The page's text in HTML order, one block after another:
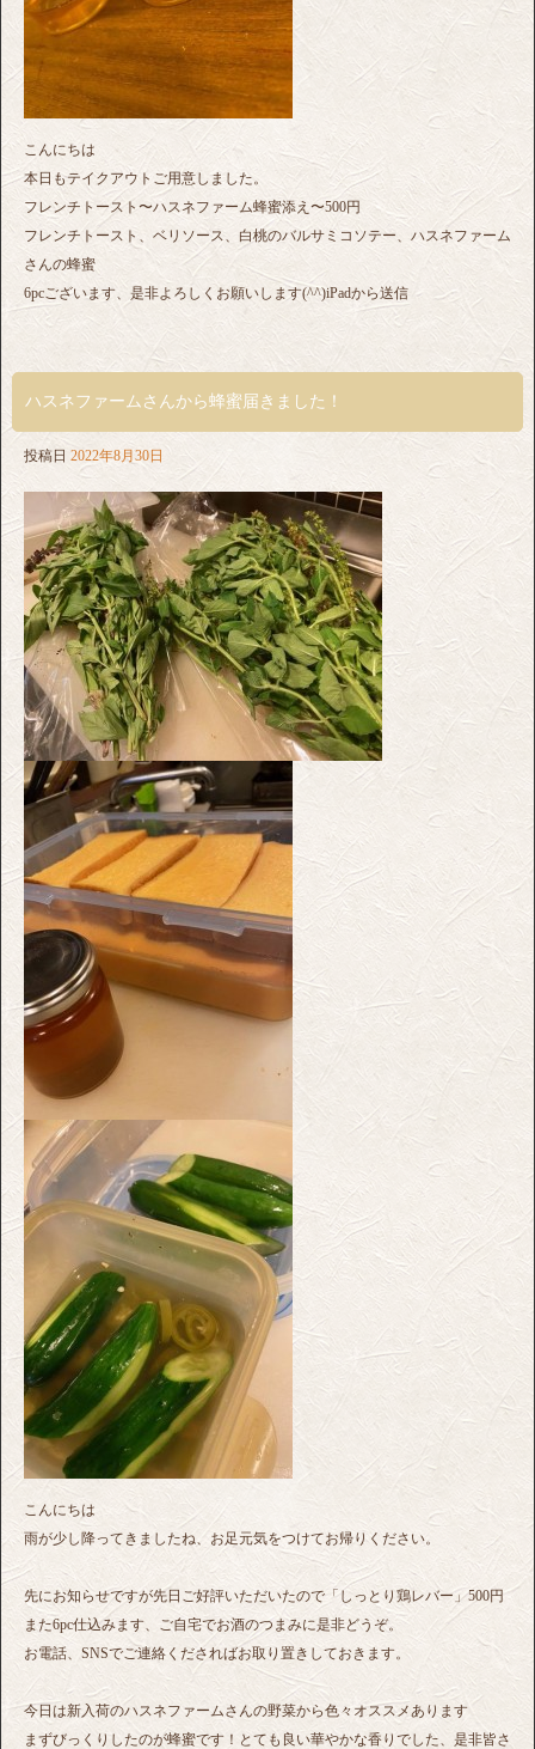
こんにちは
本日もテイクアウトご用意しました。
フレンチトースト〜ハスネファーム蜂蜜添え〜500円
フレンチトースト、ベリソース、白桃のバルサミコソテー、ハスネファーム
さんの蜂蜜
6pcございます、是非よろしくお願いします(^^)iPadから送信
ハスネファームさんから蜂蜜届きました！
投稿日 2022年8月30日
こんにちは
雨が少し降ってきましたね、お足元気をつけてお帰りください。
先にお知らせですが先日ご好評いただいたので「しっとり鶏レバー」500円
また6pc仕込みます、ご自宅でお酒のつまみに是非どうぞ。
お電話、SNSでご連絡くださればお取り置きしておきます。
今日は新入荷のハスネファームさんの野菜から色々オススメあります
まずびっくりしたのが蜂蜜です！とても良い華やかな香りでした、是非皆さ